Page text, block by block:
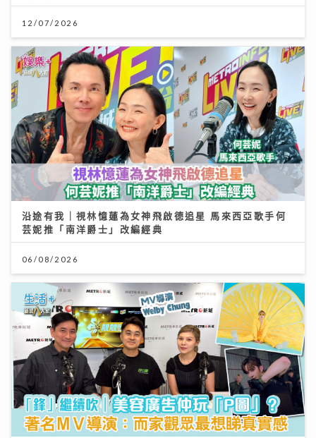
12/07/2026
沿途有我｜視林憶蓮為女神飛啟德追星 馬來西亞歌手何
芸妮推「南洋爵士」改編經典
06/08/2026